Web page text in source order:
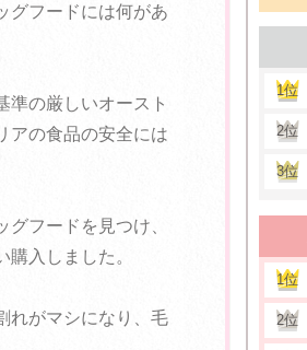
グフードには何があ
準の厳しいオースト
アの食品の安全には
フードを見つけ、
入しました。
れがマシになり、毛
1位
2位
3位
1位
2位